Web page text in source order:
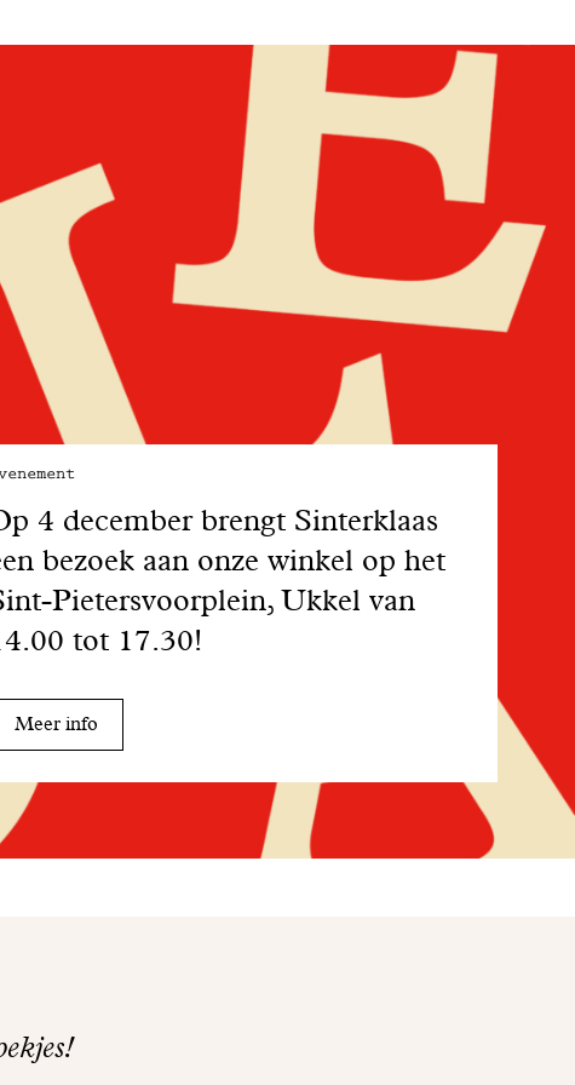
4 december brengt Sinterklaas
bezoek aan onze winkel op het
Pietersvoorplein, Ukkel van
tot 17.30!
Meer info